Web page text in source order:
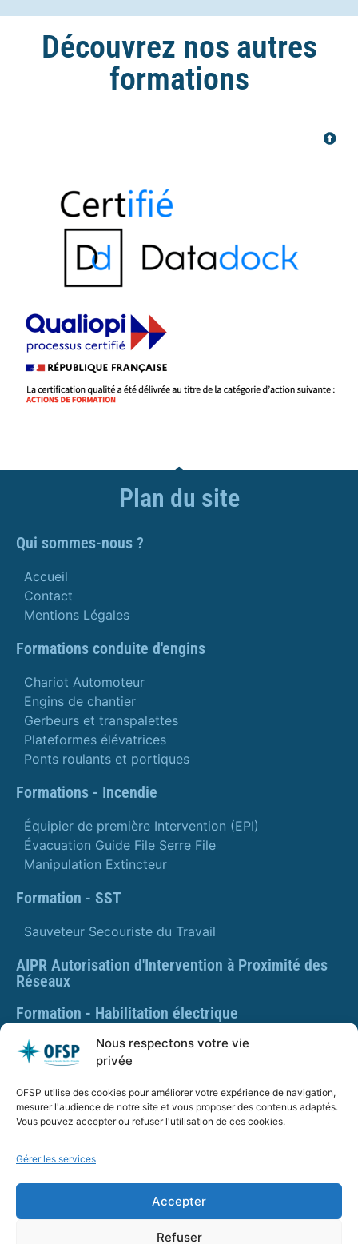
Nous respectons votre vie
privée
OFSP utilise des cookies pour améliorer votre expérience de navigation,
mesurer l'audience de notre site et vous proposer des contenus adaptés.
Vous pouvez accepter ou refuser l'utilisation de ces cookies.
Gérer les services
Accepter
Refuser
Découvrez nos autres
formations
Plan du site
Qui sommes-nous ?
Accueil
Contact
Mentions Légales
Formations conduite d'engins
Chariot Automoteur
Engins de chantier
Gerbeurs et transpalettes
Plateformes élévatrices
Ponts roulants et portiques
Formations - Incendie
Équipier de première Intervention (EPI)
Évacuation Guide File Serre File
Manipulation Extincteur
Formation - SST
Sauveteur Secouriste du Travail
AIPR Autorisation d'Intervention à Proximité des
Réseaux
Formation - Habilitation électrique
Formation - Gestes et postures
PLAQUETTE DE PRÉSENTATION OFSP
SARL OFSP au capital de 100€SIRET : 832 259 048 00029
Numéro de déclaration d’activité : 84 01 01924 01 auprès
du préfet de région Auvergne Rhône Alpes, Ne vaut pas